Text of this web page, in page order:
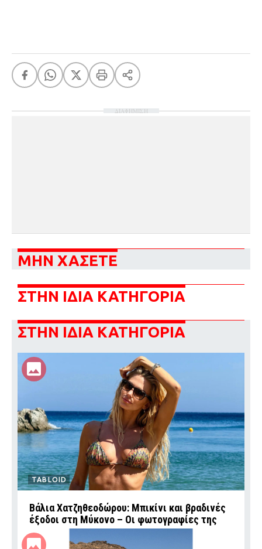
ΔΙΑΦΗΜΙΣΗ
ΜΗΝ ΧΑΣΕΤΕ
ΣΤΗΝ ΙΔΙΑ ΚΑΤΗΓΟΡΙΑ
ΣΤΗΝ ΙΔΙΑ ΚΑΤΗΓΟΡΙΑ
TABLOID
Βάλια Χατζηθεοδώρου: Μπικίνι και βραδινές
έξοδοι στη Μύκονο – Οι φωτογραφίες της